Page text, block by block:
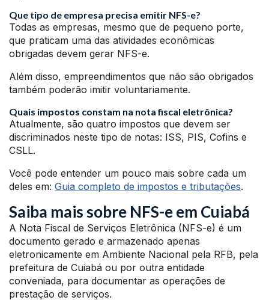
Que tipo de empresa precisa emitir NFS-e?
Todas as empresas, mesmo que de pequeno porte,
que praticam uma das atividades econômicas
obrigadas devem gerar NFS-e.
Além disso, empreendimentos que não são obrigados
também poderão imitir voluntariamente.
Quais impostos constam na nota fiscal eletrônica?
Atualmente, são quatro impostos que devem ser
discriminados neste tipo de notas: ISS, PIS, Cofins e
CSLL.
Você pode entender um pouco mais sobre cada um
deles em: Guia completo de impostos e tributações.
Saiba mais sobre NFS-e em Cuiabá
A Nota Fiscal de Serviços Eletrônica (NFS-e) é um
documento gerado e armazenado apenas
eletronicamente em Ambiente Nacional pela RFB, pela
prefeitura de Cuiabá ou por outra entidade
conveniada, para documentar as operações de
prestação de serviços.